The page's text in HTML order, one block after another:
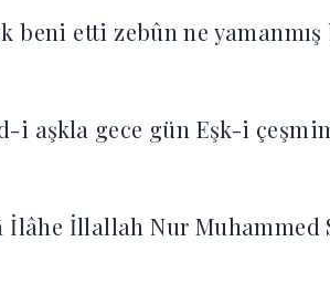
beni etti zebûn ne
i aşkla gece gün Eşk-i
İlâhe İllallah Nur Muhammed